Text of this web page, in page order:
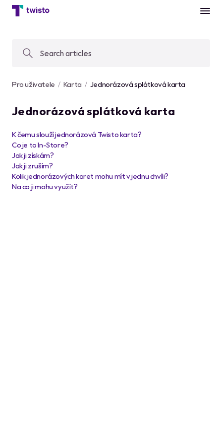
Pro uživatele Karta Jednorázová splátková karta
Jednorázová splátková karta
K čemu slouží jednorázová Twisto karta?
Co je to In-Store?
Jak ji získám?
Jak ji zruším?
Kolik jednorázových karet mohu mít v jednu chvíli?
Na co ji mohu využít?